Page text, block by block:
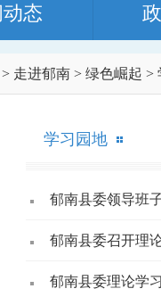
态
> 走进郁南 > 绿色崛起 >
学习园地
郁南县委领导班
郁南县委召开理
郁南县委理论学